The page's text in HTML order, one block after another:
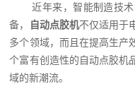
近年来，智能制造技
备，
自动点胶机不仅适用于
多个领域，而且在提高生产
个富有创造性的自动点胶
域的新潮流。